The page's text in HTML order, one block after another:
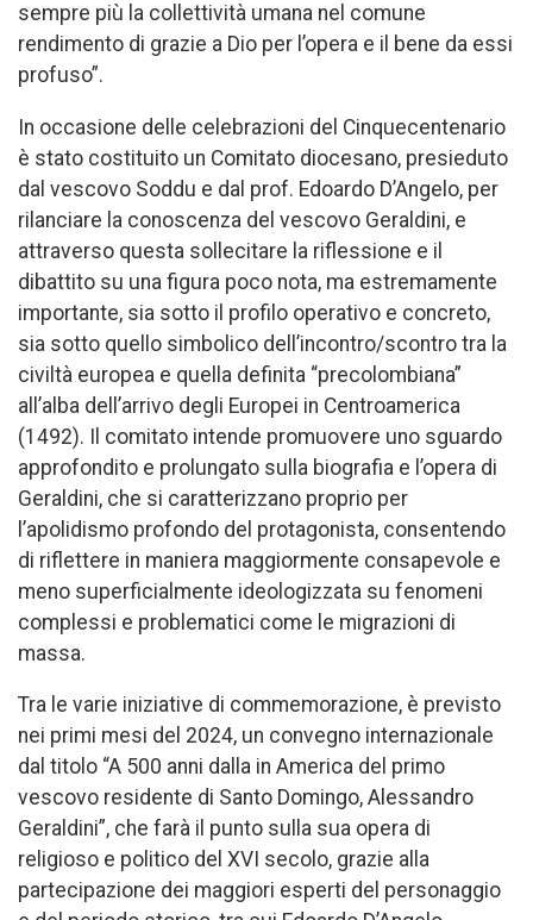
sempre più la collettività umana nel comune
rendimento di grazie a Dio per l’opera e il bene da essi
profuso”.
In occasione delle celebrazioni del Cinquecentenario
è stato costituito un Comitato diocesano, presieduto
dal vescovo Soddu e dal prof. Edoardo D’Angelo, per
rilanciare la conoscenza del vescovo Geraldini, e
attraverso questa sollecitare la riflessione e il
dibattito su una figura poco nota, ma estremamente
importante, sia sotto il profilo operativo e concreto,
sia sotto quello simbolico dell’incontro/scontro tra la
civiltà europea e quella definita “precolombiana”
all’alba dell’arrivo degli Europei in Centroamerica
(1492). Il comitato intende promuovere uno sguardo
approfondito e prolungato sulla biografia e l’opera di
Geraldini, che si caratterizzano proprio per
l’apolidismo profondo del protagonista, consentendo
di riflettere in maniera maggiormente consapevole e
meno superficialmente ideologizzata su fenomeni
complessi e problematici come le migrazioni di
massa.
Tra le varie iniziative di commemorazione, è previsto
nei primi mesi del 2024, un convegno internazionale
dal titolo “A 500 anni dalla in America del primo
vescovo residente di Santo Domingo, Alessandro
Geraldini”, che farà il punto sulla sua opera di
religioso e politico del XVI secolo, grazie alla
partecipazione dei maggiori esperti del personaggio